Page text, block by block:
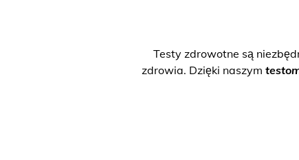
Testy zdrowotne są
zdrowia. Dzięki naszym